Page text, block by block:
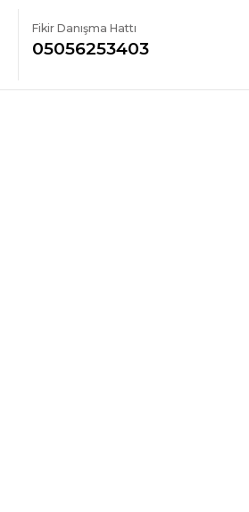
Fikir Danışma Hattı
05056253403